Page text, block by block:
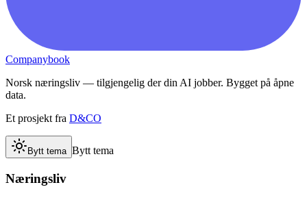
Companybook
Norsk næringsliv — tilgjengelig der din AI jobber. Bygget på åpne
data.
Et prosjekt fra D&CO
Bytt tema Bytt tema
Næringsliv